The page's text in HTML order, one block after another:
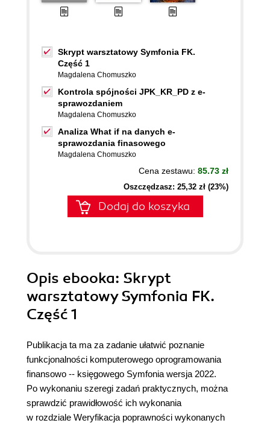
Skrypt warsztatowy Symfonia FK.
Część 1
Magdalena Chomuszko
Kontrola spójności JPK_KR_PD z e-
sprawozdaniem
Magdalena Chomuszko
Analiza What if na danych e-
sprawozdania finasowego
Magdalena Chomuszko
Cena zestawu: 85.73 zł
Oszczędzasz: 25,32 zł (23%)
Dodaj do koszyka
Opis ebooka: Skrypt
warsztatowy Symfonia FK.
Część 1
Publikacja ta ma za zadanie ułatwić poznanie
funkcjonalności komputerowego oprogramowania
finansowo -- księgowego Symfonia wersja 2022.
Po wykonaniu szeregi zadań praktycznych, można
sprawdzić prawidłowość ich wykonania
w rozdziale Weryfikacja poprawności wykonanych